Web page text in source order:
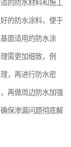
的防水材料和施工
的防水涂料，便于
面适用的防水涂
需更加细致，例
，再进行防水密
再做周边防水加强
保渗漏问题彻底解